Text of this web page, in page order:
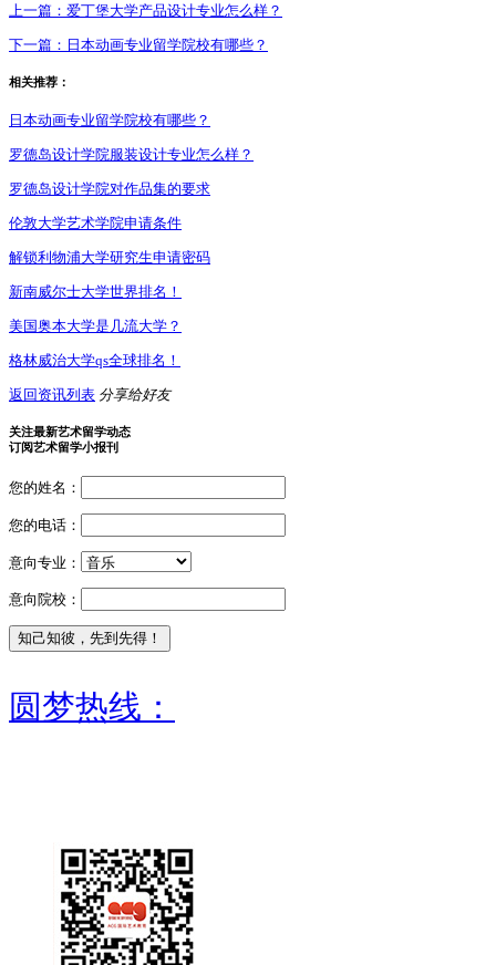
上一篇： 爱丁堡大学产品设计专业怎么样？
下一篇： 日本动画专业留学院校有哪些？
相关推荐：
日本动画专业留学院校有哪些？
罗德岛设计学院服装设计专业怎么样？
罗德岛设计学院对作品集的要求
伦敦大学艺术学院申请条件
解锁利物浦大学研究生申请密码
新南威尔士大学世界排名！
美国奥本大学是几流大学？
格林威治大学qs全球排名！
返回资讯列表 分享给好友
关注最新艺术留学动态
订阅艺术留学小报刊
您的姓名：
您的电话：
意向专业：
意向院校：
圆梦热线：